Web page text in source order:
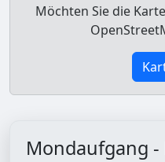
Möchten Sie die
Mondaufgang